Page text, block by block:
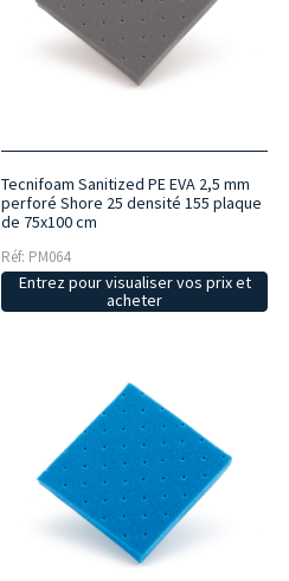
Tecnifoam Sanitized PE EVA 2,5 mm
perforé Shore 25 densité 155 plaque
de 75x100 cm
Réf: PM064
Entrez pour visualiser vos prix et
acheter